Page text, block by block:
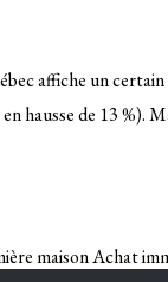
affiche un
hausse de 13 %).
maisonAchat